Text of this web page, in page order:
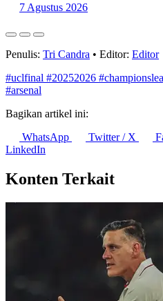
7 Agustus 2026
Penulis: Tri Candra • Editor: Editor
#uclfinal #20252026
#arsenal
Bagikan artikel ini:
WhatsApp
Twitter / X
LinkedIn
Konten Terkait